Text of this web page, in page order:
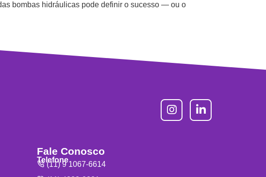
bombas hidráulicas pode definir o sucesso — ou o
Fale Conosco
Telefone
(11) 9 1067-6614